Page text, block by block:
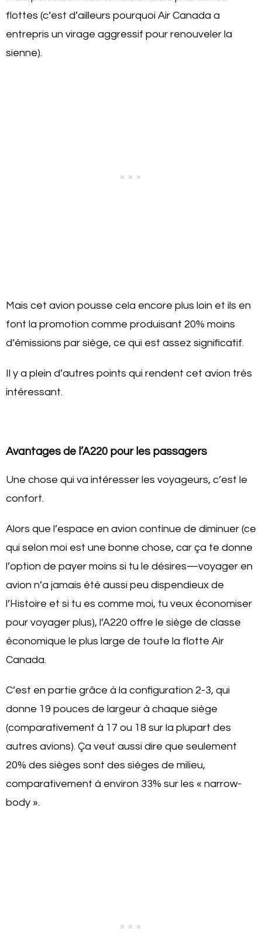
flottes (c’est d’ailleurs pourquoi Air Canada a
entrepris un virage aggressif pour renouveler la
sienne).
Mais cet avion pousse cela encore plus loin et ils en
font la promotion comme produisant 20% moins
d’émissions par siège, ce qui est assez significatif.
Il y a plein d’autres points qui rendent cet avion très
intéressant.
Avantages de l’A220 pour les passagers
Une chose qui va intéresser les voyageurs, c’est le
confort.
Alors que l’espace en avion continue de diminuer (ce
qui selon moi est une bonne chose, car ça te donne
l’option de payer moins si tu le désires—voyager en
avion n’a jamais été aussi peu dispendieux de
l’Histoire et si tu es comme moi, tu veux économiser
pour voyager plus), l’A220 offre le siège de classe
économique le plus large de toute la flotte Air
Canada.
C’est en partie grâce à la configuration 2-3, qui
donne 19 pouces de largeur à chaque siège
(comparativement à 17 ou 18 sur la plupart des
autres avions). Ça veut aussi dire que seulement
20% des sièges sont des sièges de milieu,
comparativement à environ 33% sur les « narrow-
body ».